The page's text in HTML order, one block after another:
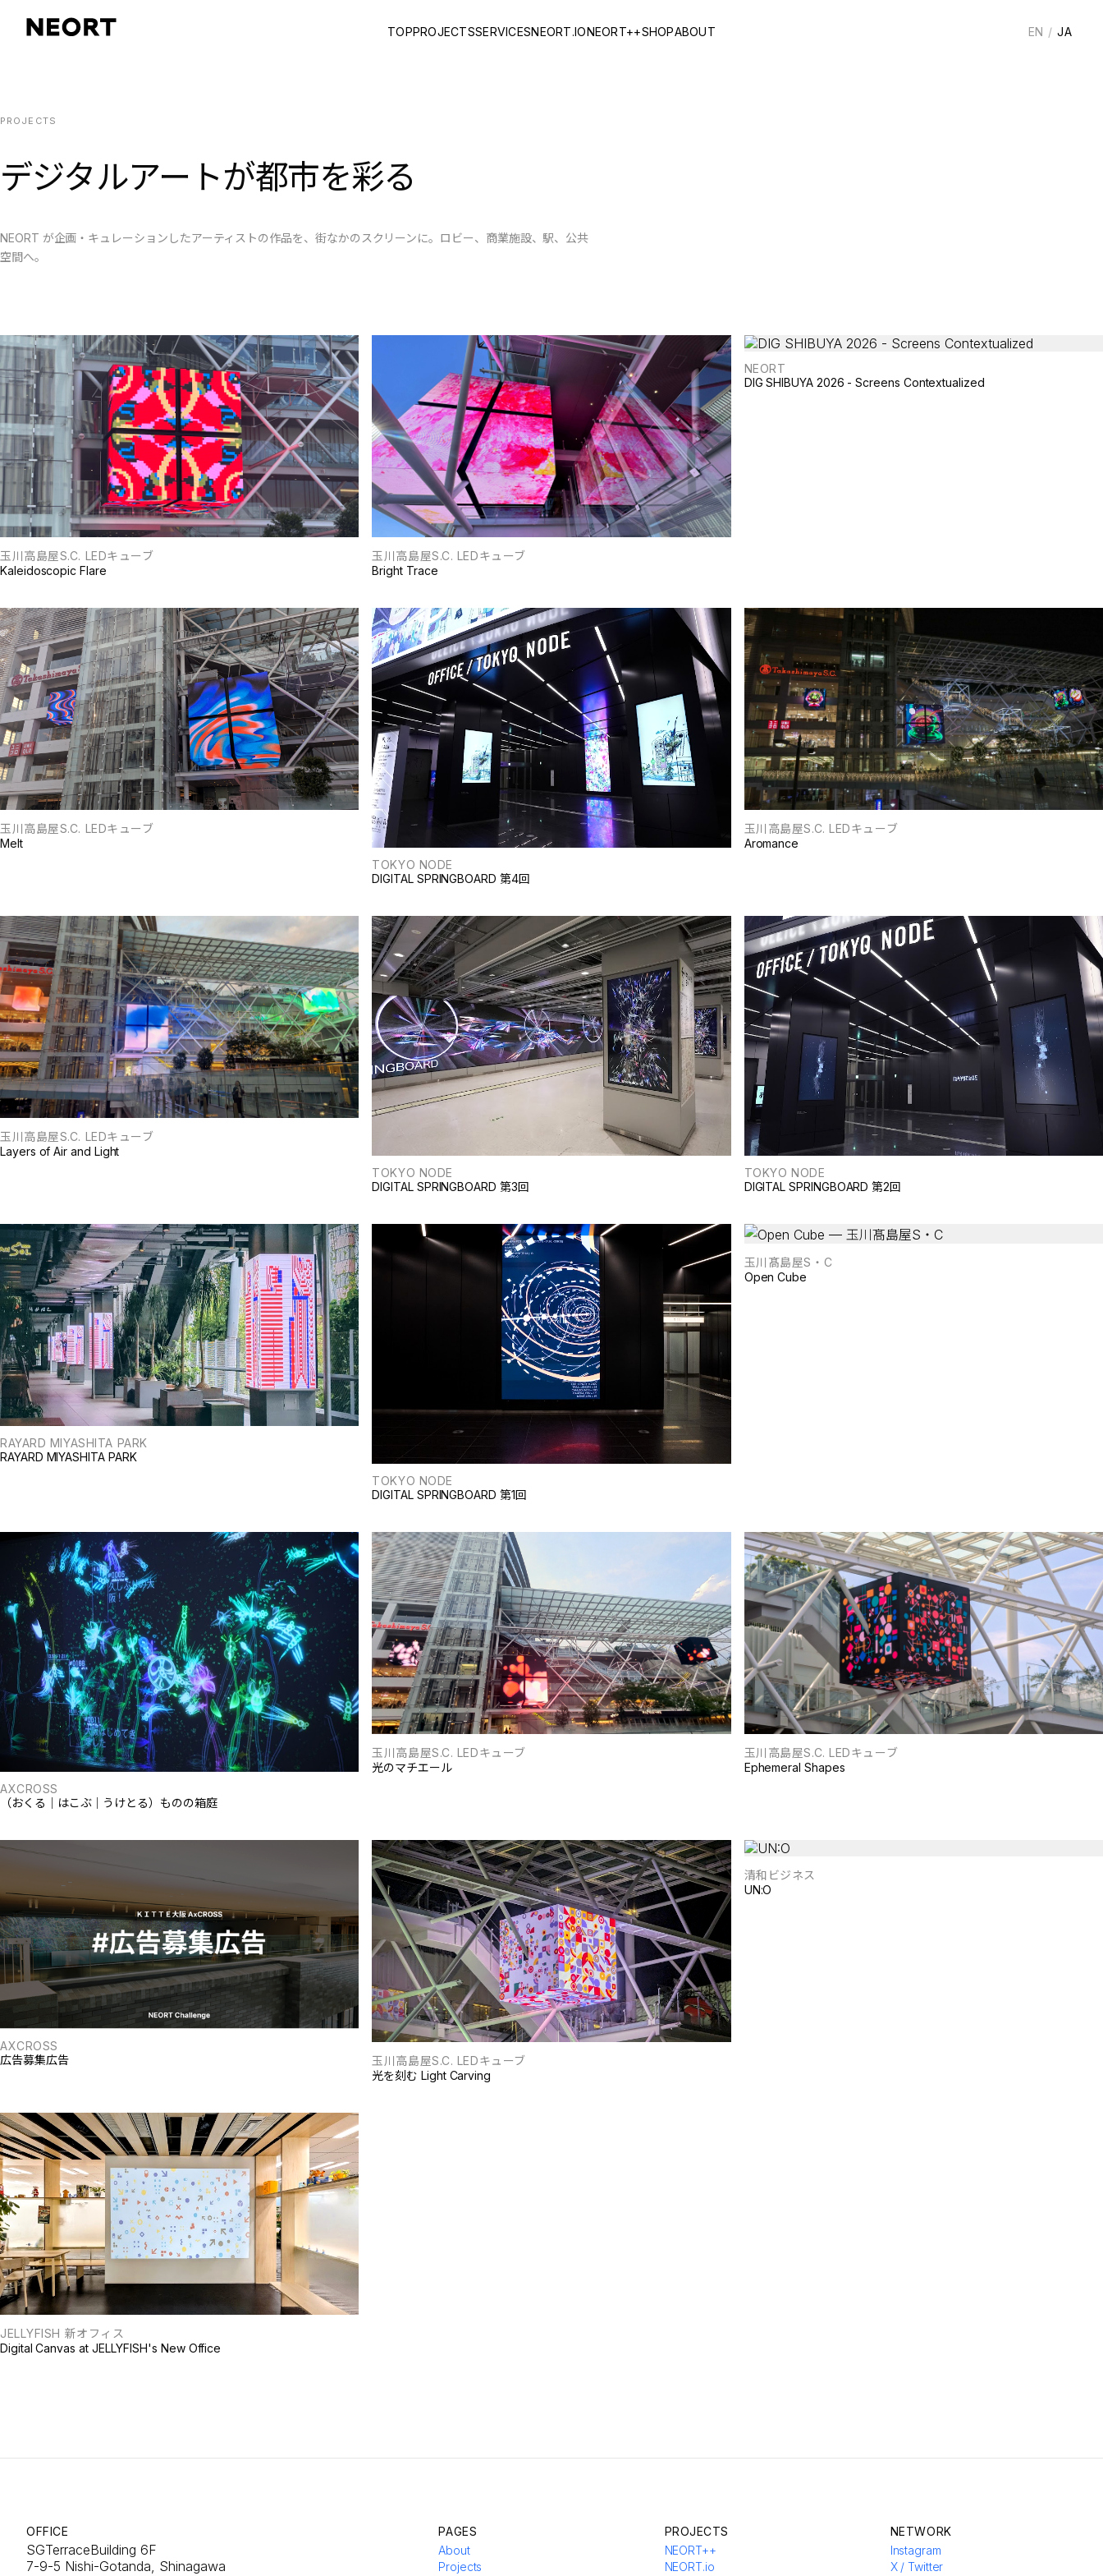
TOPPROJECTSSERVICESNEORT.IONEORT++SHOPABOUT EN / JA
PROJECTS
デジタルアートが都市を彩る
NEORT が企画・キュレーションしたアーティストの作品を、街なかのスクリーンに。ロビー、商業施設、駅、公共
空間へ。
玉川高島屋S.C. LEDキューブ
Kaleidoscopic Flare
玉川高島屋S.C. LEDキューブ
Bright Trace
NEORT
DIG SHIBUYA 2026 - Screens Contextualized
玉川高島屋S.C. LEDキューブ
Melt
TOKYO NODE
DIGITAL SPRINGBOARD 第4回
玉川高島屋S.C. LEDキューブ
Aromance
玉川高島屋S.C. LEDキューブ
Layers of Air and Light
TOKYO NODE
DIGITAL SPRINGBOARD 第3回
TOKYO NODE
DIGITAL SPRINGBOARD 第2回
RAYARD MIYASHITA PARK
RAYARD MIYASHITA PARK
TOKYO NODE
DIGITAL SPRINGBOARD 第1回
玉川髙島屋S・C
Open Cube
AXCROSS
（おくる｜はこぶ｜うけとる）ものの箱庭
玉川高島屋S.C. LEDキューブ
光のマチエール
玉川高島屋S.C. LEDキューブ
Ephemeral Shapes
AXCROSS
広告募集広告
玉川高島屋S.C. LEDキューブ
光を刻む Light Carving
清和ビジネス
UN:O
JELLYFISH 新オフィス
Digital Canvas at JELLYFISH's New Office
OFFICE
SGTerraceBuilding 6F
7-9-5 Nishi-Gotanda, Shinagawa
PAGES
About
Projects
PROJECTS
NEORT++
NEORT.io
NETWORK
Instagram
X / Twitter